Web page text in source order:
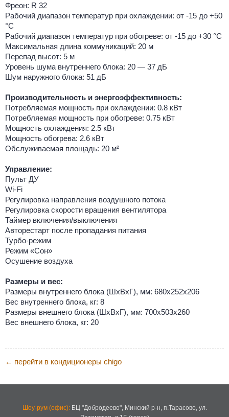
Фреон: R 32
Рабочий диапазон температур при охлаждении: от -15 до +50
°C
Рабочий диапазон температур при обогреве: от -15 до +30 °C
Максимальная длина коммуникаций: 20 м
Перепад высот: 5 м
Уровень шума внутреннего блока: 20 — 37 дБ
Шум наружного блока: 51 дБ
Производительность и энергоэффективность:
Потребляемая мощность при охлаждении: 0.8 кВт
Потребляемая мощность при обогреве: 0.75 кВт
Мощность охлаждения: 2.5 кВт
Мощность обогрева: 2.6 кВт
Обслуживаемая площадь: 20 м²
Управление:
Пульт ДУ
Wi-Fi
Регулировка направления воздушного потока
Регулировка скорости вращения вентилятора
Таймер включения/выключения
Авторестарт после пропадания питания
Турбо-режим
Режим «Сон»
Осушение воздуха
Размеры и вес:
Размеры внутреннего блока (ШхВхГ), мм: 680х252х206
Вес внутреннего блока, кг: 8
Размеры внешнего блока (ШхВхГ), мм: 700х503х260
Вес внешнего блока, кг: 20
← перейти в кондиционеры chigo
Шоу-рум (офис):БЦ "Добродеево", Минский р-н, п.Тарасово, ул.